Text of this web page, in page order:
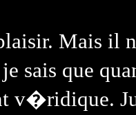
Mais il
sais que
v�ridique.